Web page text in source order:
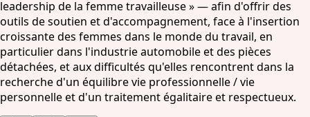
leadership de la femme travailleuse » — afin d'offrir des
outils de soutien et d'accompagnement, face à l'insertion
croissante des femmes dans le monde du travail, en
particulier dans l'industrie automobile et des pièces
détachées, et aux difficultés qu'elles rencontrent dans la
recherche d'un équilibre vie professionnelle / vie
personnelle et d'un traitement égalitaire et respectueux.